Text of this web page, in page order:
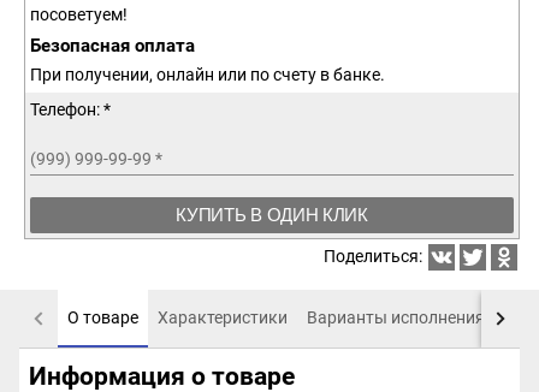
посоветуем!
Безопасная оплата
При получении, онлайн или по счету в банке.
Телефон: *
(999) 999-99-99 *
КУПИТЬ В ОДИН КЛИК
Поделиться:
О товаре Характеристики Варианты исполнения
Информация о товаре